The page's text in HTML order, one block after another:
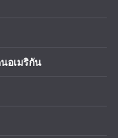
อเมริกัน